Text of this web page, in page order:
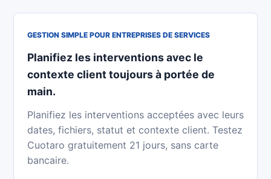
GESTION SIMPLE POUR ENTREPRISES DE SERVICES
Planifiez les interventions avec le
contexte client toujours à portée de
main.
Planifiez les interventions acceptées avec leurs
dates, fichiers, statut et contexte client. Testez
Cuotaro gratuitement 21 jours, sans carte
bancaire.